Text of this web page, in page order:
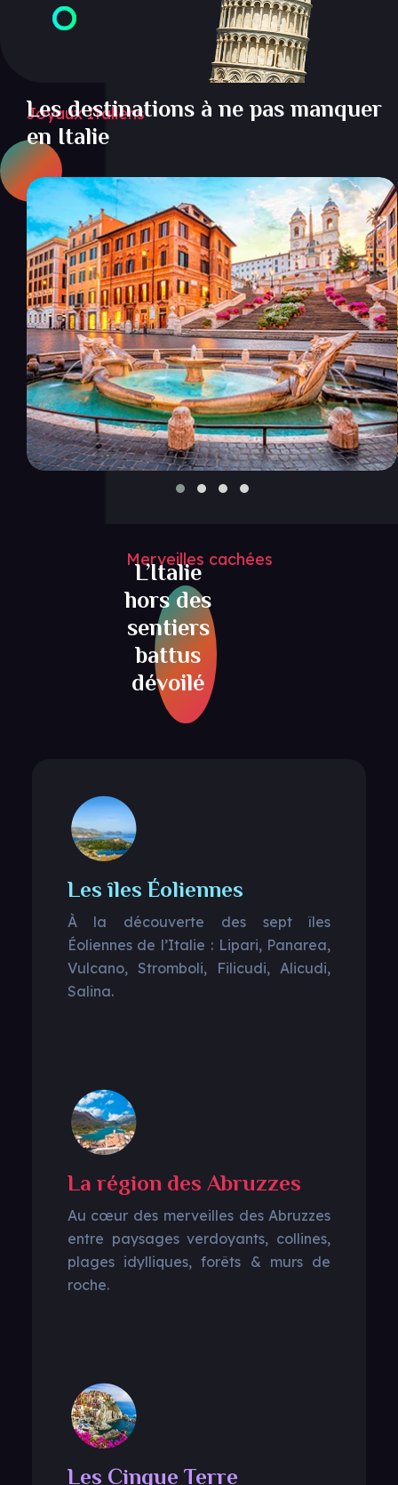
Joyaux Italiens
Les destinations à ne pas manquer
en Italie
Merveilles cachées
L’Italie
hors des
sentiers
battus
dévoilé
Les îles Éoliennes
À la découverte des sept îles
Éoliennes de l’Italie : Lipari, Panarea,
Vulcano, Stromboli, Filicudi, Alicudi,
Salina.
La région des Abruzzes
Au cœur des merveilles des Abruzzes
entre paysages verdoyants, collines,
plages idylliques, forêts & murs de
roche.
Les Cinque Terre